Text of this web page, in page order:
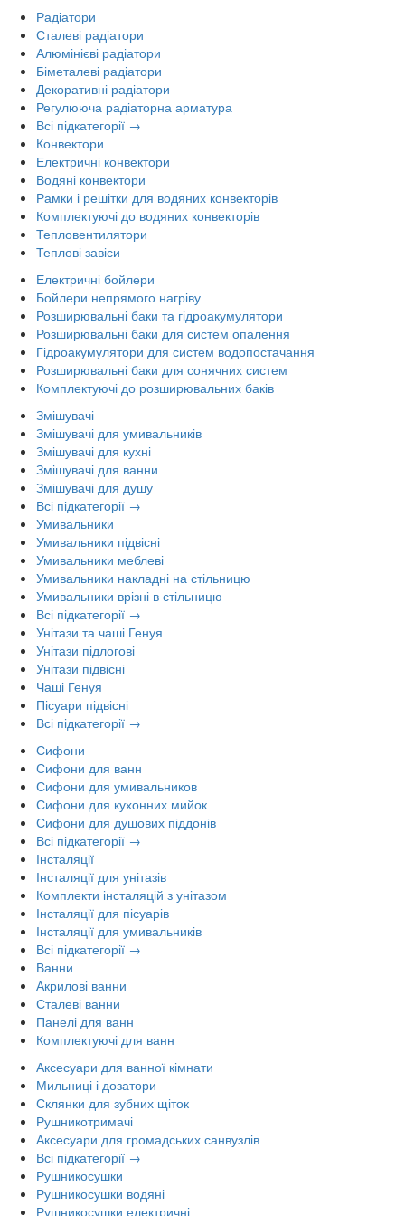
Радіатори
Сталеві радіатори
Алюмінієві радіатори
Біметалеві радіатори
Декоративні радіатори
Регулююча радіаторна арматура
Всі підкатегорії →
Конвектори
Електричні конвектори
Водяні конвектори
Рамки і решітки для водяних конвекторів
Комплектуючі до водяних конвекторів
Тепловентилятори
Теплові завіси
Електричні бойлери
Бойлери непрямого нагріву
Розширювальні баки та гідроакумулятори
Розширювальні баки для систем опалення
Гідроакумулятори для систем водопостачання
Розширювальні баки для сонячних систем
Комплектуючі до розширювальних баків
Змішувачі
Змішувачі для умивальників
Змішувачі для кухні
Змішувачі для ванни
Змішувачі для душу
Всі підкатегорії →
Умивальники
Умивальники підвісні
Умивальники меблеві
Умивальники накладні на стільницю
Умивальники врізні в стільницю
Всі підкатегорії →
Унітази та чаші Генуя
Унітази підлогові
Унітази підвісні
Чаші Генуя
Пісуари підвісні
Всі підкатегорії →
Сифони
Сифони для ванн
Сифони для умивальников
Сифони для кухонних мийок
Сифони для душових піддонів
Всі підкатегорії →
Інсталяції
Інсталяції для унітазів
Комплекти інсталяцій з унітазом
Інсталяції для пісуарів
Інсталяції для умивальників
Всі підкатегорії →
Ванни
Акрилові ванни
Сталеві ванни
Панелі для ванн
Комплектуючі для ванн
Аксесуари для ванної кімнати
Мильниці і дозатори
Склянки для зубних щіток
Рушникотримачі
Аксесуари для громадських санвузлів
Всі підкатегорії →
Рушникосушки
Рушникосушки водяні
Рушникосушки електричні